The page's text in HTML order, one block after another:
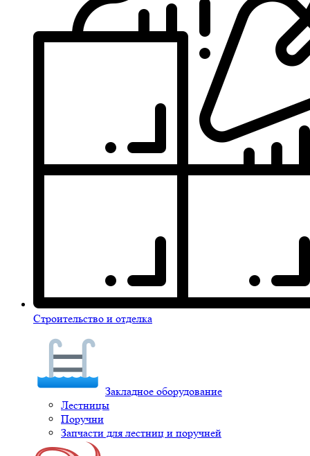
Строительство и отделка
Закладное оборудование
Лестницы
Поручни
Запчасти для лестниц и поручней